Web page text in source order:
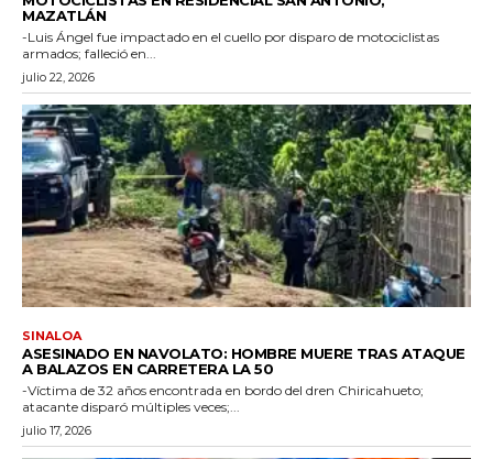
MAZATLÁN
-Luis Ángel fue impactado en el cuello por disparo de motociclistas
armados; falleció en...
julio 22, 2026
SINALOA
ASESINADO EN NAVOLATO: HOMBRE MUERE TRAS ATAQUE
A BALAZOS EN CARRETERA LA 50
-Víctima de 32 años encontrada en bordo del dren Chiricahueto;
atacante disparó múltiples veces;...
julio 17, 2026